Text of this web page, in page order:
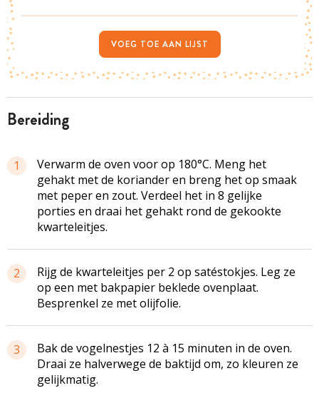
bereiding
1
Verwarm de oven voor op 180°C. Meng het
gehakt met de koriander en breng het op smaak
met peper en zout. Verdeel het in 8 gelijke
porties en draai het gehakt rond de gekookte
kwarteleitjes.
2
Rijg de kwarteleitjes per 2 op satéstokjes. Leg ze
op een met bakpapier beklede ovenplaat.
Besprenkel ze met olijfolie.
3
Bak de vogelnestjes 12 à 15 minuten in de oven.
Draai ze halverwege de baktijd om, zo kleuren ze
gelijkmatig.
VOEG TOE AAN LIJST